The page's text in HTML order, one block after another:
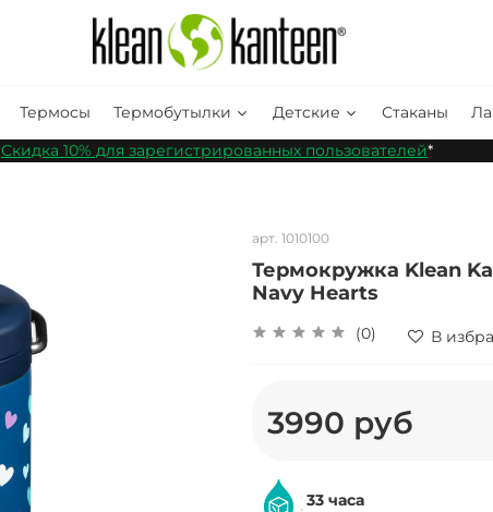
Термосы Термобутылки Детские Стаканы
Скидка 10% для зарегистрированных пользователей*
арт. 1010100
Термокружка Klean
Navy Hearts
(0) В
3990 руб
33 часа